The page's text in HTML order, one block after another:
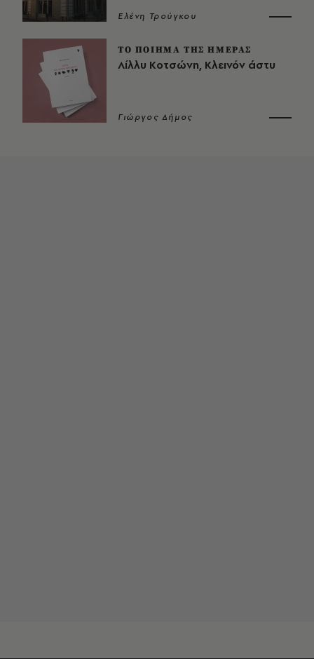
Ελένη Τρούγκου
ΤΟ ΠΟΙΗΜΑ ΤΗΣ ΗΜΕΡΑΣ
Λίλλυ Κοτσώνη, Κλεινόν άστυ
Γιώργος Δήμος